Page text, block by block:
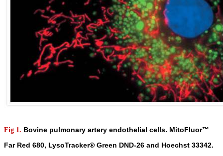
Fig 1. Bovine pulmonary artery endothelial cells. MitoFluor™
Far Red 680, LysoTracker® Green DND-26 and Hoechst 33342.